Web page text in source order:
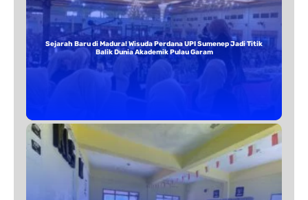
Sejarah Baru di Madura! Wisuda Perdana UPI Sumenep Jadi Titik
Balik Dunia Akademik Pulau Garam